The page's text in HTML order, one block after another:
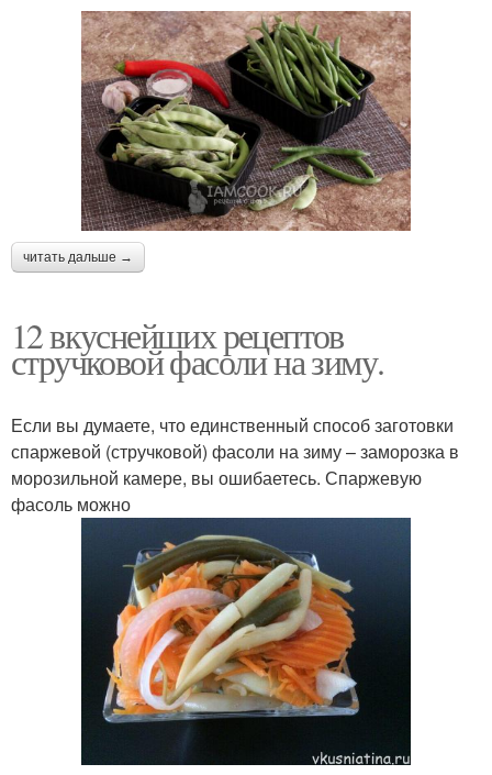
читать дальше →
12 вкуснейших рецептов
стручковой фасоли на зиму.
Если вы думаете, что единственный способ заготовки
спаржевой (стручковой) фасоли на зиму – заморозка в
морозильной камере, вы ошибаетесь. Спаржевую
фасоль можно